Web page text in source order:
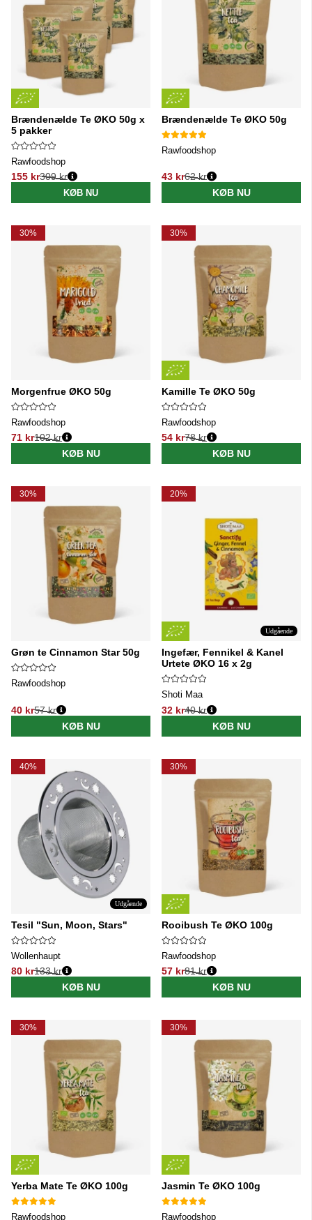
Brændenælde Te ØKO 50g x
5 pakker
Rawfoodshop
155 kr
Normalpris:
309 kr
KØB NU
Brændenælde Te ØKO 50g
Rawfoodshop
43 kr
Normalpris:
62 kr
KØB NU
30%
Morgenfrue ØKO 50g
Rawfoodshop
71 kr
Normalpris:
102 kr
KØB NU
30%
Kamille Te ØKO 50g
Rawfoodshop
54 kr
Normalpris:
78 kr
KØB NU
30%
Grøn te Cinnamon Star 50g
Rawfoodshop
40 kr
Normalpris:
57 kr
KØB NU
20%
Udgående
Ingefær, Fennikel & Kanel
Urtete ØKO 16 x 2g
Shoti Maa
32 kr
Normalpris:
40 kr
KØB NU
40%
Udgående
Tesil "Sun, Moon, Stars"
Wollenhaupt
80 kr
Normalpris:
133 kr
KØB NU
30%
Rooibush Te ØKO 100g
Rawfoodshop
57 kr
Normalpris:
81 kr
KØB NU
30%
Yerba Mate Te ØKO 100g
Rawfoodshop
30%
Jasmin Te ØKO 100g
Rawfoodshop